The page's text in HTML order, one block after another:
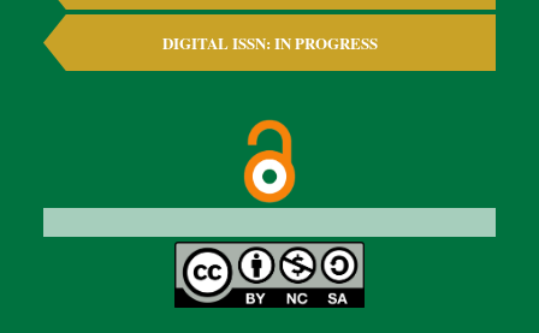
DIGITAL ISSN: IN PROGRESS